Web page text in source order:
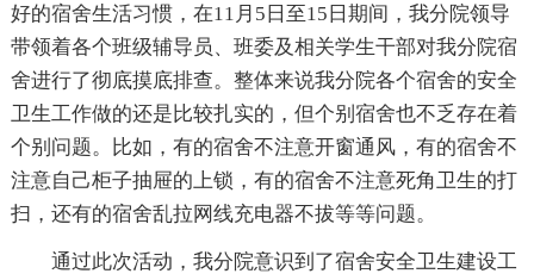
好的宿舍生活习惯，在11月5日至15日期间，我分院领导
带领着各个班级辅导员、班委及相关学生干部对我分院宿
舍进行了彻底摸底排查。整体来说我分院各个宿舍的安全
卫生工作做的还是比较扎实的，但个别宿舍也不乏存在着
个别问题。比如，有的宿舍不注意开窗通风，有的宿舍不
注意自己柜子抽屉的上锁，有的宿舍不注意死角卫生的打
扫，还有的宿舍乱拉网线充电器不拔等等问题。
通过此次活动，我分院意识到了宿舍安全卫生建设工